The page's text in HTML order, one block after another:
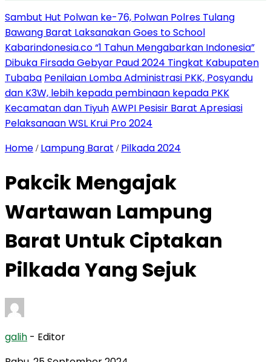
Sambut Hut Polwan ke-76, Polwan Polres Tulang
Bawang Barat Laksanakan Goes to School
Kabarindonesia.co “1 Tahun Mengabarkan Indonesia”
Dibuka Firsada Gebyar Paud 2024 Tingkat Kabupaten
Tubaba Penilaian Lomba Administrasi PKK, Posyandu
dan K3W, lebih kepada pembinaan kepada PKK
Kecamatan dan TiyuhAWPI Pesisir Barat Apresiasi
Pelaksanaan WSL Krui Pro 2024
Home / Lampung Barat / Pilkada 2024
Pakcik Mengajak
Wartawan Lampung
Barat Untuk Ciptakan
Pilkada Yang Sejuk
galih - Editor